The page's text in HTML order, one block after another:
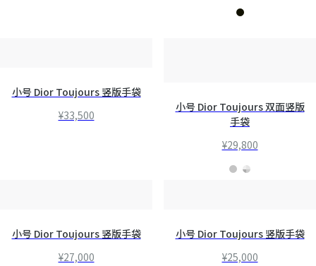
小号 Dior Toujours 竖版手袋
¥33,500
小号 Dior Toujours 双面竖版
手袋
¥29,800
小号 Dior Toujours 竖版手袋
¥27,000
小号 Dior Toujours 竖版手袋
¥25,000